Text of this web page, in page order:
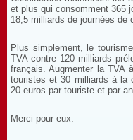
et plus qui consomment 365
18,5 milliards de journées de
Plus simplement, le
TVA contre 120 milliards
français. Augmenter la TVA
touristes et 30 milliards à la
20 euros par touriste et par
Merci pour eux.